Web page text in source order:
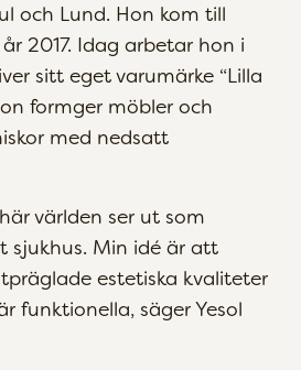
och Lund. Hon kom till
2017. Idag arbetar hon i
sitt eget varumärke “Lilla
formger möbler och
med nedsatt
världen ser ut som
sjukhus. Min idé är att
estetiska kvaliteter
funktionella, säger Yesol